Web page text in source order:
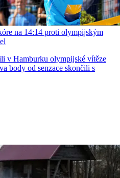
na 14:14 proti olympijským
v Hamburku olympijské vítěze
body od senzace skončili s